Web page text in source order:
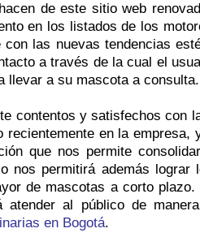
de este sitio web
en los listados de los
con las nuevas tendencias
a través de la cual el
llevar a su mascota a consulta.
contentos y satisfechos con
recientemente en la
que nos permite
nos permitirá además
de mascotas a corto
atender al público de
en Bogotá.